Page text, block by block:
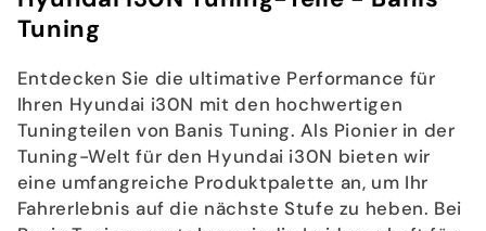
e
g
o
r
i
Tuning
Entdecken Sie die ultimative Performance für
Ihren Hyundai i30N mit den hochwertigen
Tuningteilen von Banis Tuning. Als Pionier in der
Tuning-Welt für den Hyundai i30N bieten wir
eine umfangreiche Produktpalette an, um Ihr
Fahrerlebnis auf die nächste Stufe zu heben. Bei